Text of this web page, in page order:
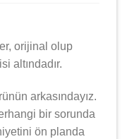
orijinal olup
altındadır.
arkasındayız.
bir sorunda
ön planda